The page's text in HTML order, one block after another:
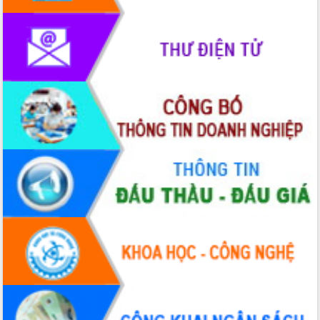
phát triển mới
Thường trực HĐND tỉnh Đắk Lắk gặp
mặt Đoàn chuyên gia y tế TP. Hồ Chí
Lễ truy điệu và an táng hài cốt liệt sĩ
tại Nghĩa trang Liệt sĩ xã Sơn Hòa
Bàn giải pháp tháo gỡ khó khăn trong
xuất khẩu sầu riêng và triển khai quy
định EUDR
Thứ trưởng Bộ Nông nghiệp và Môi
trường Nguyễn Hoàng Hiệp khảo sát
vùng trồng và doanh nghiệp đóng gói
sầu riêng tại Đắk Lắk
Trình diễn nghệ thuật chế biến các
món ăn từ sầu riêng
Đắk Lắk công bố Quy hoạch và xúc
tiến đầu tư tỉnh
Ngành cá ngừ Đắk Lắk chủ động thích
ứng để giữ vững thị trường xuất khẩu
Diễn đàn Kinh tế tư nhân Việt Nam đột